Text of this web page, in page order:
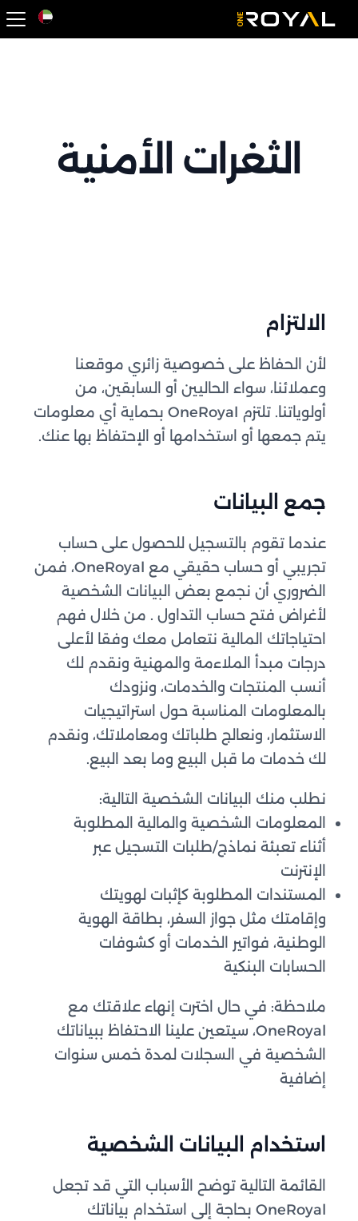
OneRoyal Home
الثغرات الأمنية
الالتزام
لأن الحفاظ على خصوصية زائري موقعنا
وعملائنا، سواء الحاليين أو السابقين، من
أولوياتنا. تلتزم OneRoyal بحماية أي معلومات
يتم جمعها أو استخدامها أو الإحتفاظ بها عنك.
جمع البيانات
عندما تقوم بالتسجيل للحصول على حساب
تجريبي أو حساب حقيقي مع OneRoyal، فمن
الضروري أن نجمع بعض البيانات الشخصية
لأغراض فتح حساب التداول . من خلال فهم
احتياجاتك المالية نتعامل معك وفقا لأعلى
درجات مبدأ الملاءمة والمهنية ونقدم لك
أنسب المنتجات والخدمات، ونزودك
بالمعلومات المناسبة حول استراتيجيات
الاستثمار، ونعالج طلباتك ومعاملاتك، ونقدم
لك خدمات ما قبل البيع وما بعد البيع.
نطلب منك البيانات الشخصية التالية:
المعلومات الشخصية والمالية المطلوبة
أثناء تعبئة نماذج/طلبات التسجيل عبر
الإنترنت
المستندات المطلوبة كإثبات لهويتك
وإقامتك مثل جواز السفر، بطاقة الهوية
الوطنية، فواتير الخدمات أو كشوفات
الحسابات البنكية
ملاحظة: في حال اخترت إنهاء علاقتك مع
OneRoyal، سيتعين علينا الاحتفاظ ببياناتك
الشخصية في السجلات لمدة خمس سنوات
إضافية
استخدام البيانات الشخصية
القائمة التالية توضح الأسباب التي قد تجعل
OneRoyal بحاجة إلى استخدام بياناتك